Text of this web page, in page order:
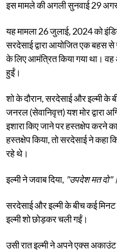
इस मामले की अगली सुनवाई 29
यह मामला 26 जुलाई, 2024 को
सरदेसाई द्वारा आयोजित एक बहस
के लिए आमंत्रित किया गया था।
हुईं।
शो के दौरान, सरदेसाई और इल्मी के
जनरल (सेवानिवृत्त) यश मोर द्वारा
इशारा किए जाने पर हस्तक्षेप करने
हस्तक्षेप किया, तो सरदेसाई ने
रहे थे।
इल्मी ने जवाब दिया, "उपदेश मत
सरदेसाई और इल्मी के बीच कई
इल्मी शो छोड़कर चली गईं।
उसी रात इल्मी ने अपने एक्स